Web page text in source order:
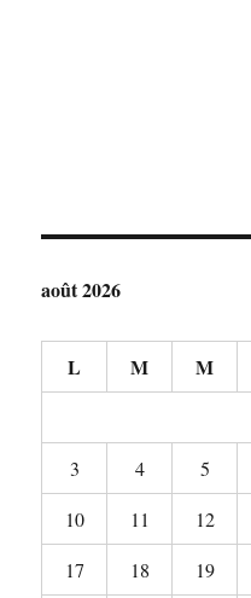
août 2026
L M M
3
4 5
10
11 12
17
18 19